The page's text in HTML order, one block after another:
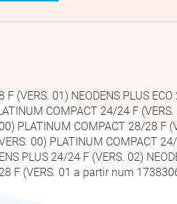
(VERS. 01) NEODENS PLUS
COMPACT 24/24 F
PLATINUM COMPACT 28/28 F
00) PLATINUM COMPACT
PLUS 24/24 F (VERS. 02)
F (VERS. 01 a partir num